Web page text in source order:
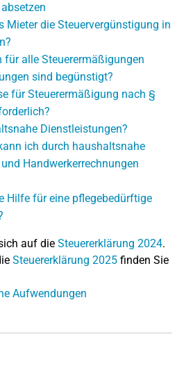
Mieter die Steuervergünstigung in
für alle Steuerermäßigungen
sind begünstigt?
für Steuerermäßigung nach §
Dienstleistungen?
ich durch haushaltsnahe
Handwerkerrechnungen
Hilfe für eine pflegebedürftige
auf die Steuererklärung 2024.
Steuererklärung 2025 finden Sie
Aufwendungen